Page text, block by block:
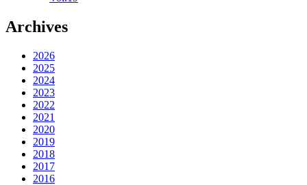
Archives
2026
2025
2024
2023
2022
2021
2020
2019
2018
2017
2016